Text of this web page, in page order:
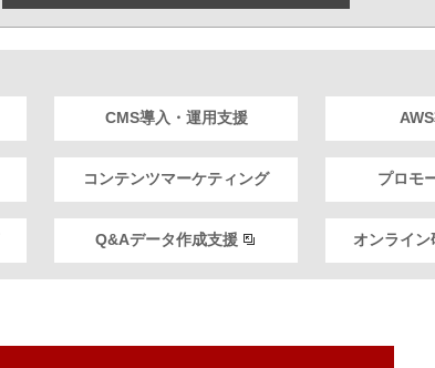
CMS導入・運用支援
コンテンツマーケティング プロモ
Q&Aデータ作成支援 オンライ